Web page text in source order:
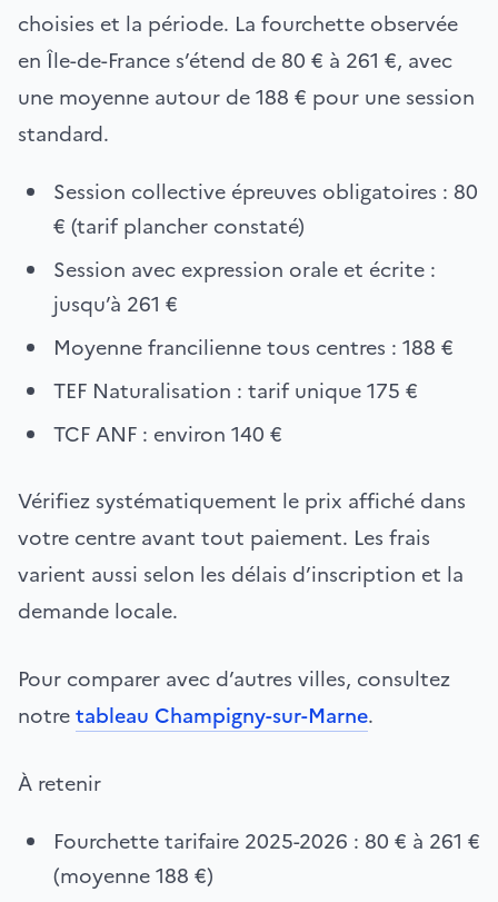
choisies et la période. La fourchette observée
en Île-de-France s’étend de 80 € à 261 €, avec
une moyenne autour de 188 € pour une session
standard.
Session collective épreuves obligatoires : 80
€ (tarif plancher constaté)
Session avec expression orale et écrite :
jusqu’à 261 €
Moyenne francilienne tous centres : 188 €
TEF Naturalisation : tarif unique 175 €
TCF ANF : environ 140 €
Vérifiez systématiquement le prix affiché dans
votre centre avant tout paiement. Les frais
varient aussi selon les délais d’inscription et la
demande locale.
Pour comparer avec d’autres villes, consultez
notretableau Champigny-sur-Marne.
À retenir
Fourchette tarifaire 2025-2026 : 80 € à 261 €
(moyenne 188 €)